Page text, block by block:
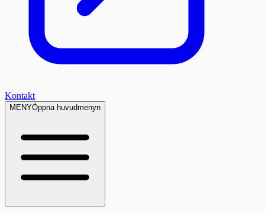
Kontakt
MENYÖppna huvudmenyn